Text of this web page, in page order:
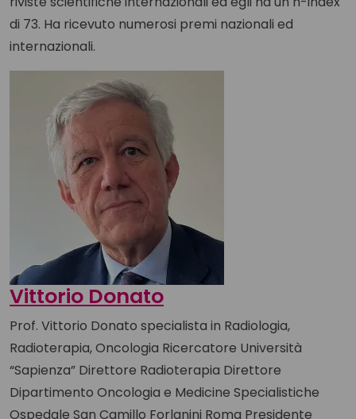
di 73. Ha ricevuto numerosi premi nazionali ed
internazionali.
Vittorio Donato
Prof. Vittorio Donato specialista in Radiologia,
Radioterapia, Oncologia Ricercatore Università
“Sapienza” Direttore Radioterapia Direttore
Dipartimento Oncologia e Medicine Specialistiche
Ospedale San Camillo Forlanini Roma Presidente